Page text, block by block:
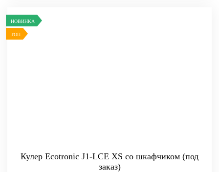
НОВИНКА
ТОП
Кулер Ecotronic J1-LCE XS со шкафчиком (под
заказ)